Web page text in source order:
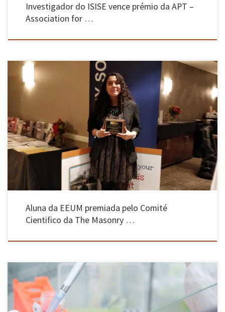
Investigador do ISISE vence prémio da APT –
Association for …
Dafne C. Martin-Alarcon recebeu o prémio “2017 Outstanding Student Thesis Award”, pela
dissertação de mestrado realizada sob orientação do Professor Paulo Lourenço, do ISISE,
com o tema “Optical Monitoring & Modelling of Masonry Behaviour Under Shear Load”,
durante o Encontro Anual TMS 2018 que decorreu entre os dias 03 e […]
Aluna da EEUM premiada pelo Comité
Cientifico da The Masonry …